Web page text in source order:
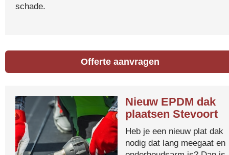
schade.
Offerte aanvragen
Nieuw EPDM dak
plaatsen Stevoort
Heb je een nieuw plat dak
nodig dat lang meegaat en